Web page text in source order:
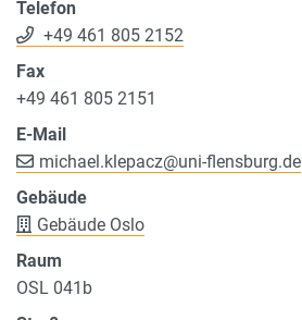
Telefon
+49 461 805 2152
Fax
+49 461 805 2151
E-Mail
michael.klepacz@uni-flensburg.de
Gebäude
Gebäude Oslo
Raum
OSL 041b